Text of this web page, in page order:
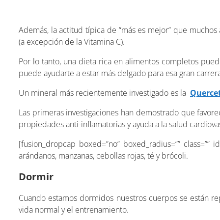
Además, la actitud típica de “más es mejor” que
(a excepción de la Vitamina C).
Por lo tanto, una dieta rica en alimentos completos
puede ayudarte a estar más delgado para esa gran
Un mineral más recientemente investigado es la
Las primeras investigaciones han demostrado que
propiedades anti-inflamatorias y ayuda a la salud
[fusion_dropcap boxed=”no” boxed_radius=””
arándanos, manzanas, cebollas rojas, té y brócoli.
Dormir
Cuando estamos dormidos nuestros cuerpos se están
vida normal y el entrenamiento.